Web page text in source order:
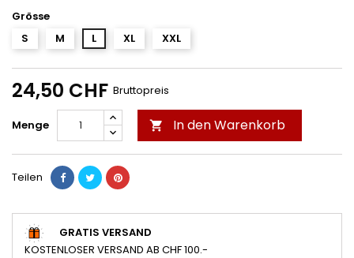
Grösse
S
M L XL XXL
24,50 CHF Bruttopreis
Menge  In den Warenkorb
Teilen
GRATIS VERSAND
KOSTENLOSER VERSAND AB CHF 100.-